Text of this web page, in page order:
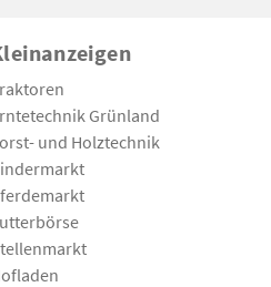
Grünland
und Holztechnik